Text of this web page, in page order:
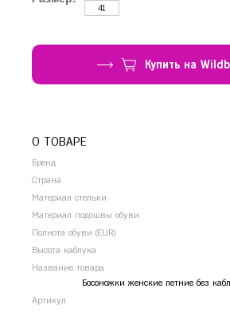
Санкт-Петербург
Тольятти
Уфа
Челябинск
Чита
41
Купить на
О ТОВАРЕ
Бренд
Страна
Материал стельки
Материал подошвы обуви
Полнота обуви (EUR)
Высота каблука
Название товара
Босоножки женские летние без
Артикул